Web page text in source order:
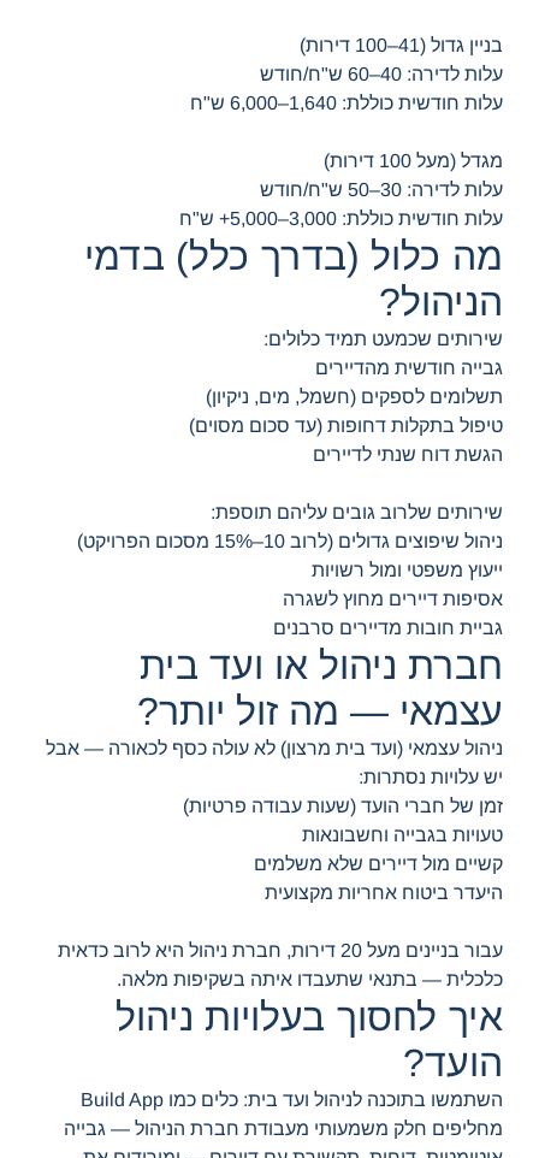
בניין גדול (41–100 דירות)
עלות לדירה: 40–60 ש"ח/חודש
עלות חודשית כוללת: 1,640–6,000 ש"ח
מגדל (מעל 100 דירות)
עלות לדירה: 30–50 ש"ח/חודש
עלות חודשית כוללת: 3,000–5,000+ ש"ח
מה כלול (בדרך כלל) בדמי
הניהול?
שירותים שכמעט תמיד כלולים:
גבייה חודשית מהדיירים
תשלומים לספקים (חשמל, מים, ניקיון)
טיפול בתקלות דחופות (עד סכום מסוים)
הגשת דוח שנתי לדיירים
שירותים שלרוב גובים עליהם תוספת:
ניהול שיפוצים גדולים (לרוב 10–15% מסכום הפרויקט)
ייעוץ משפטי ומול רשויות
אסיפות דיירים מחוץ לשגרה
גביית חובות מדיירים סרבנים
חברת ניהול או ועד בית
עצמאי — מה זול יותר?
ניהול עצמאי (ועד בית מרצון) לא עולה כסף לכאורה — אבל
יש עלויות נסתרות:
זמן של חברי הועד (שעות עבודה פרטיות)
טעויות בגבייה וחשבונאות
קשיים מול דיירים שלא משלמים
היעדר ביטוח אחריות מקצועית
עבור בניינים מעל 20 דירות, חברת ניהול היא לרוב כדאית
כלכלית — בתנאי שתעבדו איתה בשקיפות מלאה.
איך לחסוך בעלויות ניהול
הועד?
השתמשו בתוכנה לניהול ועד בית: כלים כמו Build App
מחליפים חלק משמעותי מעבודת חברת הניהול — גבייה